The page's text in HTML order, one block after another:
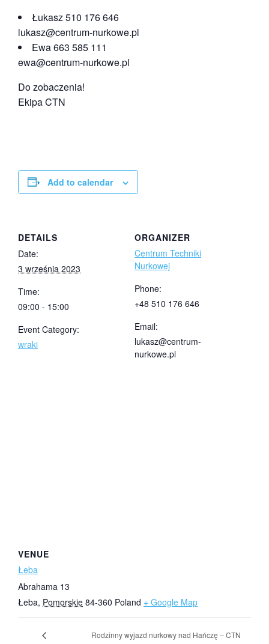
Łukasz 510 176 646
lukasz@centrum-nurkowe.pl
Ewa 663 585 111
ewa@centrum-nurkowe.pl
Do zobaczenia!
Ekipa CTN
Add to calendar
DETAILS
Date:
3 września 2023
Time:
09:00 - 15:00
Event Category:
wraki
ORGANIZER
Centrum Techniki
Nurkowej
Phone:
+48 510 176 646
Email:
lukasz@centrum-
nurkowe.pl
VENUE
Łeba
Abrahama 13
Łeba, Pomorskie 84-360 Poland + Google Map
Rodzinny wyjazd nurkowy nad Hańczę – CTN